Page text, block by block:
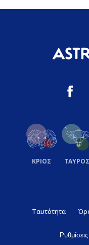
ΚΡΙΟΣ ΤΑΥΡΟΣ
Ταυτότητα